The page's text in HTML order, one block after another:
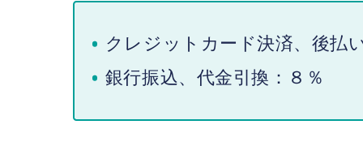
クレジットカード決済、後払
銀行振込、代金引換：８％